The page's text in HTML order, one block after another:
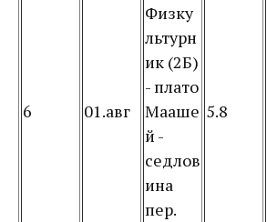
6 01.авг
Физку
льтурн
ик (2Б)
- плато
Мааше
й -
седлов
ина
пер.
5.8